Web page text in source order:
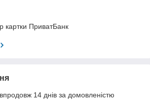
картки ПриватБанк
14 днів за домовленістю